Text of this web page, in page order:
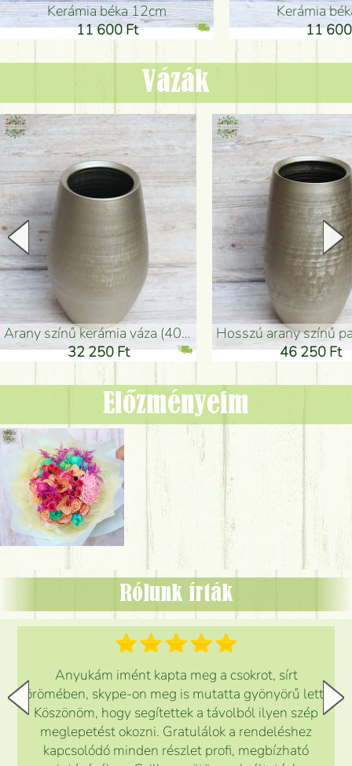
Kerámia béka 12cm
11 600 Ft
Kerámia
11
Vázák
arany színű kerámia váza (40x26cm)
32 250 Ft
hosszú arany színű
46 250 Ft
Előzményeim
Rólunk írták
Anyukám imént kapta meg a csokrot, sírt
örömében, skype-on meg is mutatta gyönyörű lett.
Köszönöm, hogy segítettek a távolból ilyen szép
meglepetést okozni. Gratulálok a rendeléshez
kapcsolódó minden részlet profi, megbízható